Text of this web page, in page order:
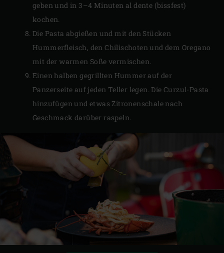
geben und in 3–4 Minuten al dente (bissfest)
kochen.
Die Pasta abgießen und mit den Stücken
Hummerfleisch, den Chilischoten und dem Oregano
mit der warmen Soße vermischen.
Einen halben gegrillten Hummer auf der
Panzerseite auf jeden Teller legen. Die Curzul-Pasta
hinzufügen und etwas Zitronenschale nach
Geschmack darüber raspeln.